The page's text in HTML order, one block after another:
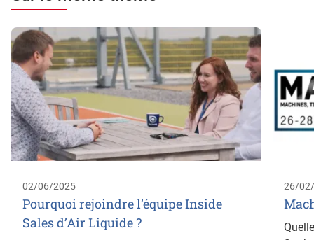
02/06/2025
Pourquoi rejoindre l’équipe Inside
Sales d’Air Liquide ?
26/